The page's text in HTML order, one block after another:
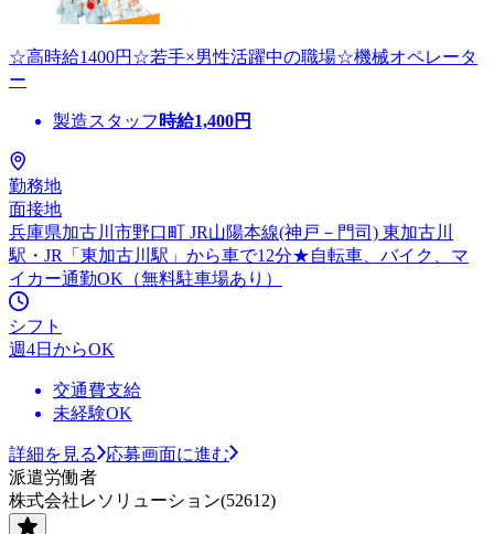
☆高時給1400円☆若手×男性活躍中の職場☆機械オペレータ
ー
製造スタッフ 時給1,400円
勤務地
面接地
兵庫県加古川市野口町 JR山陽本線(神戸－門司) 東加古川
駅・JR「東加古川駅」から車で12分★自転車、バイク、マ
イカー通勤OK（無料駐車場あり）
シフト
週4日からOK
交通費支給
未経験OK
詳細を見る
応募画面に進む
派遣労働者
株式会社レソリューション(52612)